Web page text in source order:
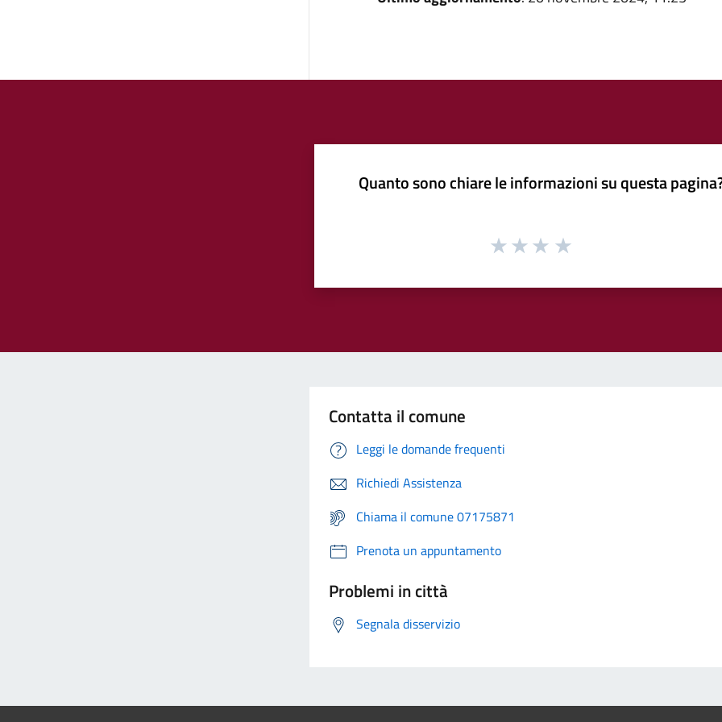
Quanto sono chiare le informazioni su questa
Contatta il comune
Leggi le domande frequenti
Richiedi Assistenza
Chiama il comune 07175871
Prenota un appuntamento
Problemi in città
Segnala disservizio